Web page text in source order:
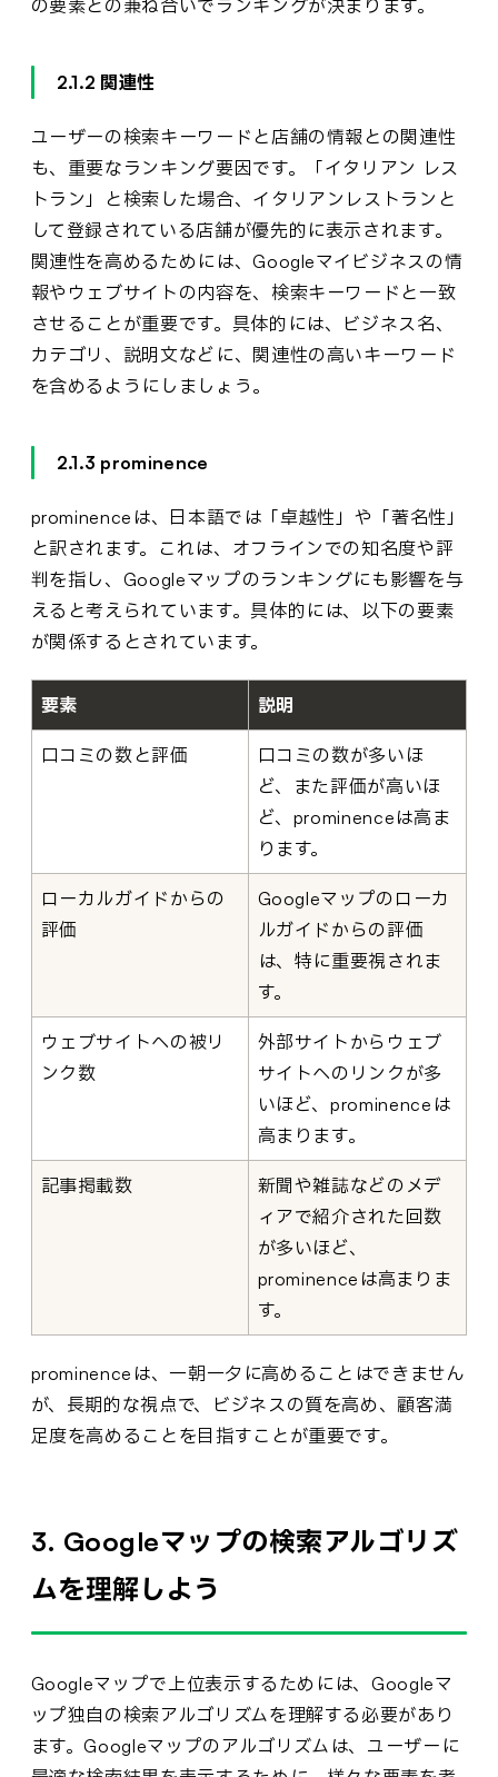
の要素との兼ね合いでランキングが決まります。
2.1.2 関連性
ユーザーの検索キーワードと店舗の情報との関連性
も、重要なランキング要因です。「イタリアン レス
トラン」と検索した場合、イタリアンレストランと
して登録されている店舗が優先的に表示されます。
関連性を高めるためには、Googleマイビジネスの情
報やウェブサイトの内容を、検索キーワードと一致
させることが重要です。具体的には、ビジネス名、
カテゴリ、説明文などに、関連性の高いキーワード
を含めるようにしましょう。
2.1.3 prominence
prominenceは、日本語では「卓越性」や「著名性」
と訳されます。これは、オフラインでの知名度や評
判を指し、Googleマップのランキングにも影響を与
えると考えられています。具体的には、以下の要素
が関係するとされています。
要素 説明
口コミの数と評価
口コミの数が多いほ
ど、また評価が高いほ
ど、prominenceは高ま
ります。
ローカルガイドからの
評価
Googleマップのローカ
ルガイドからの評価
は、特に重要視されま
す。
ウェブサイトへの被リ
ンク数
外部サイトからウェブ
サイトへのリンクが多
いほど、prominenceは
高まります。
記事掲載数
新聞や雑誌などのメデ
ィアで紹介された回数
が多いほど、
prominenceは高まりま
す。
prominenceは、一朝一夕に高めることはできません
が、長期的な視点で、ビジネスの質を高め、顧客満
足度を高めることを目指すことが重要です。
3. Googleマップの検索アルゴリズ
ムを理解しよう
Googleマップで上位表示するためには、Googleマ
ップ独自の検索アルゴリズムを理解する必要があり
ます。Googleマップのアルゴリズムは、ユーザーに